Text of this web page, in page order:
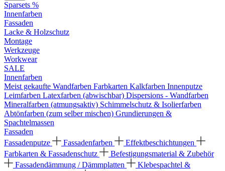
Sparsets %
Innenfarben
Fassaden
Lacke & Holzschutz
Montage
Werkzeuge
Workwear
SALE
Innenfarben
Meist gekaufte Wandfarben Farbkarten Kalkfarben Innenputze
Leimfarben Latexfarben (abwischbar) Dispersions - Wandfarben
Mineralfarben (atmungsaktiv) Schimmelschutz & Isolierfarben
Abtönfarben (zum selber mischen) Grundierungen &
Spachtelmassen
Fassaden
Fassadenputze
Fassadenfarben
Effektbeschichtungen
Farbkarten & Fassadenschutz
Befestigungsmaterial & Zubehör
Fassadendämmung / Dämmplatten
Klebespachtel &